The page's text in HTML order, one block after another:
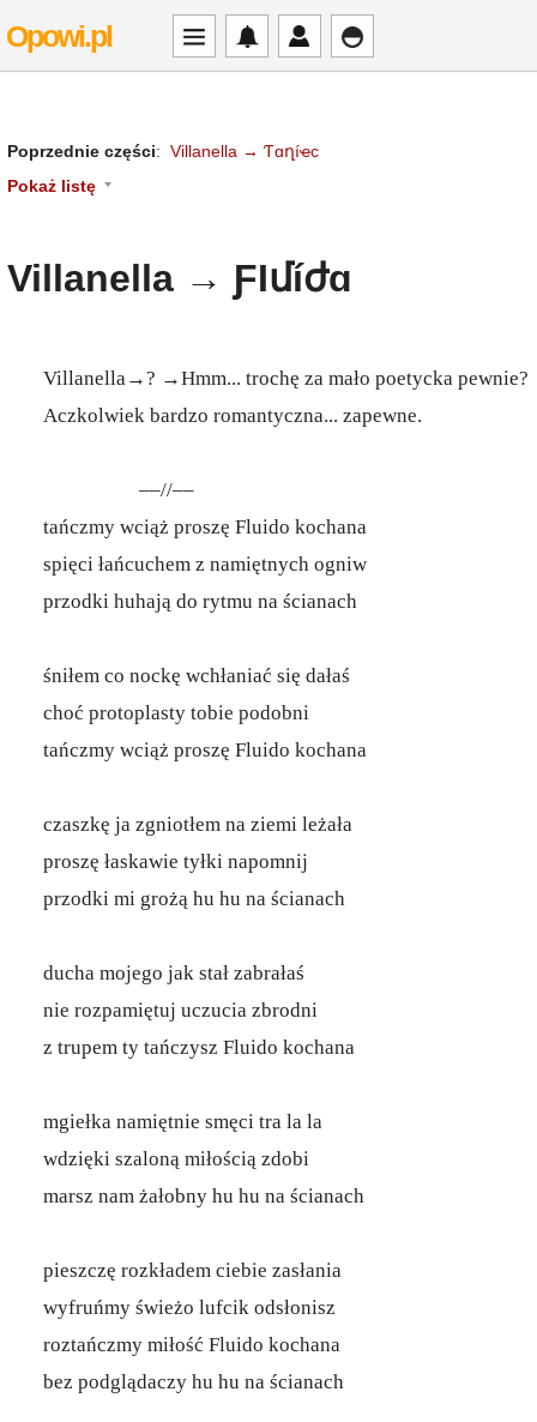
Opowi.pl
Poprzednie części: Villanella → Ƭɑղíҽϲ
Pokaż listę
Villanella → ƑƖմíժɑ
Villanella→? →Hmm... trochę za mało poetycka pewnie?
Aczkolwiek bardzo romantyczna... zapewne.
––//––
tańczmy wciąż proszę Fluido kochana
spięci łańcuchem z namiętnych ogniw
przodki huhają do rytmu na ścianach
śniłem co nockę wchłaniać się dałaś
choć protoplasty tobie podobni
tańczmy wciąż proszę Fluido kochana
czaszkę ja zgniotłem na ziemi leżała
proszę łaskawie tyłki napomnij
przodki mi grożą hu hu na ścianach
ducha mojego jak stał zabrałaś
nie rozpamiętuj uczucia zbrodni
z trupem ty tańczysz Fluido kochana
mgiełka namiętnie smęci tra la la
wdzięki szaloną miłością zdobi
marsz nam żałobny hu hu na ścianach
pieszczę rozkładem ciebie zasłania
wyfruńmy świeżo lufcik odsłonisz
roztańczmy miłość Fluido kochana
bez podglądaczy hu hu na ścianach